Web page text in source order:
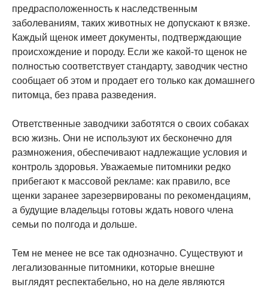
предрасположенность к наследственным
заболеваниям, таких животных не допускают к вязке.
Каждый щенок имеет документы, подтверждающие
происхождение и породу. Если же какой-то щенок не
полностью соответствует стандарту, заводчик честно
сообщает об этом и продает его только как домашнего
питомца, без права разведения.
Ответственные заводчики заботятся о своих собаках
всю жизнь. Они не используют их бесконечно для
размножения, обеспечивают надлежащие условия и
контроль здоровья. Уважаемые питомники редко
прибегают к массовой рекламе: как правило, все
щенки заранее зарезервированы по рекомендациям,
а будущие владельцы готовы ждать нового члена
семьи по полгода и дольше.
Тем не менее не все так однозначно. Существуют и
легализованные питомники, которые внешне
выглядят респектабельно, но на деле являются